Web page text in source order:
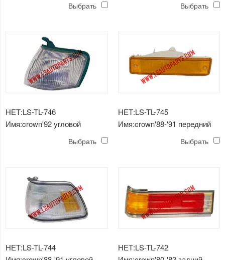
Выбрать Выбрать
НЕТ:LS-TL-746
Имя:crown'92 угловой
Выбрать
НЕТ:LS-TL-745
Имя:crown'88-'91 передний
Выбрать
НЕТ:LS-TL-744
НЕТ:LS-TL-742